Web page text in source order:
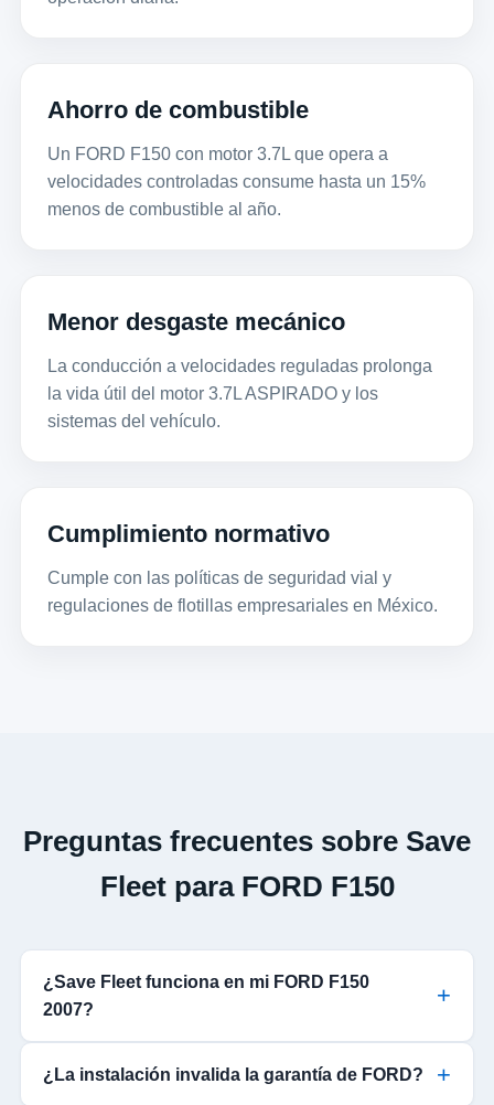
Ahorro de combustible
Un FORD F150 con motor 3.7L que opera a
velocidades controladas consume hasta un 15%
menos de combustible al año.
Menor desgaste mecánico
La conducción a velocidades reguladas prolonga
la vida útil del motor 3.7L ASPIRADO y los
sistemas del vehículo.
Cumplimiento normativo
Cumple con las políticas de seguridad vial y
regulaciones de flotillas empresariales en México.
Preguntas frecuentes sobre Save
Fleet para FORD F150
¿Save Fleet funciona en mi FORD F150
2007?
¿La instalación invalida la garantía de FORD?